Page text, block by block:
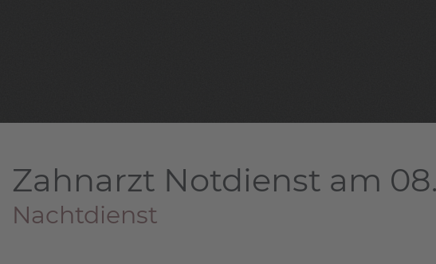
Zahnarzt Notdienst am
Nachtdienst